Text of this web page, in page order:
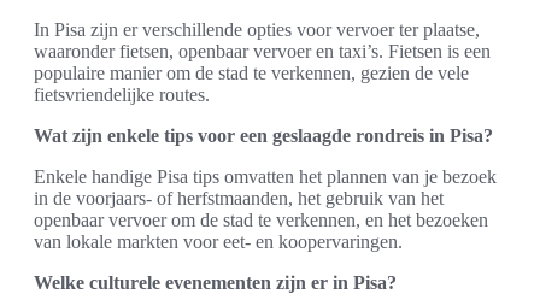
In Pisa zijn er verschillende opties voor vervoer ter plaatse,
waaronder fietsen, openbaar vervoer en taxi’s. Fietsen is een
populaire manier om de stad te verkennen, gezien de vele
fietsvriendelijke routes.
Wat zijn enkele tips voor een geslaagde rondreis in Pisa?
Enkele handige Pisa tips omvatten het plannen van je bezoek
in de voorjaars- of herfstmaanden, het gebruik van het
openbaar vervoer om de stad te verkennen, en het bezoeken
van lokale markten voor eet- en koopervaringen.
Welke culturele evenementen zijn er in Pisa?